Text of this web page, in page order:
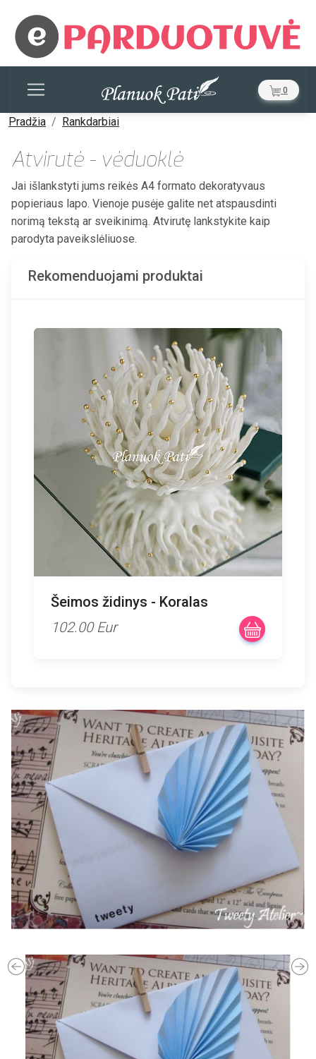
0
Pradžia Rankdarbiai
Atvirutė - vėduoklė
Jai išlankstyti jums reikės A4 formato dekoratyvaus
popieriaus lapo. Vienoje pusėje galite net atspausdinti
norimą tekstą ar sveikinimą. Atvirutę lankstykite kaip
parodyta paveikslėliuose.
Rekomenduojami produktai
Šeimos židinys - Koralas
102.00 Eur
Previous